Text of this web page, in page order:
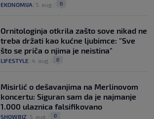
EKONOMIJA 5. aug. 0
Ornitologinja otkrila zašto sove nikad ne
treba držati kao kućne ljubimce: "Sve
što se priča o njima je neistina"
LIFESTYLE 4. aug. 0
Misirlić o dešavanjima na Merlinovom
koncertu: Siguran sam da je najmanje
1.000 ulaznica falsifikovano
SHOWBIZ 5. aug. 0